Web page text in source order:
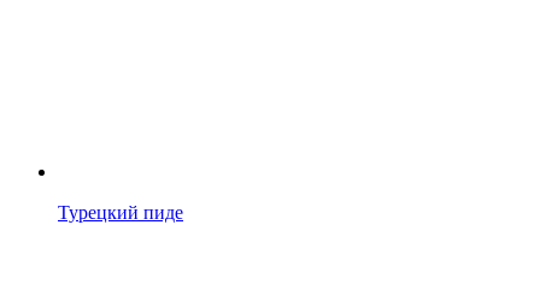
Турецкий пиде